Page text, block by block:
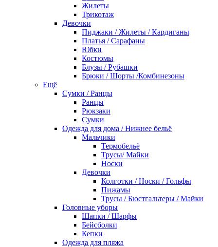
Жилеты
Трикотаж
Девочки
Пиджаки / Жилеты / Кардиганы
Платья / Сарафаны
Юбки
Костюмы
Блузы / Рубашки
Брюки / Шорты /Комбинезоны
Ещё
Сумки / Ранцы
Ранцы
Рюкзаки
Сумки
Одежда для дома / Нижнее бельё
Мальчики
Термобельё
Трусы/ Майки
Носки
Девочки
Колготки / Носки / Гольфы
Пижамы
Трусы / Бюстгальтеры / Майки
Головные уборы
Шапки / Шарфы
Бейсболки
Кепки
Одежда для пляжа